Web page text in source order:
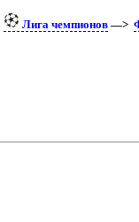
Лига чемпионов—>